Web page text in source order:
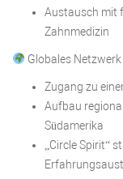
Austausch mit
Zahnmedizin
Globales
Zugang zu
Aufbau
Südamerika
„Circle Spirit“